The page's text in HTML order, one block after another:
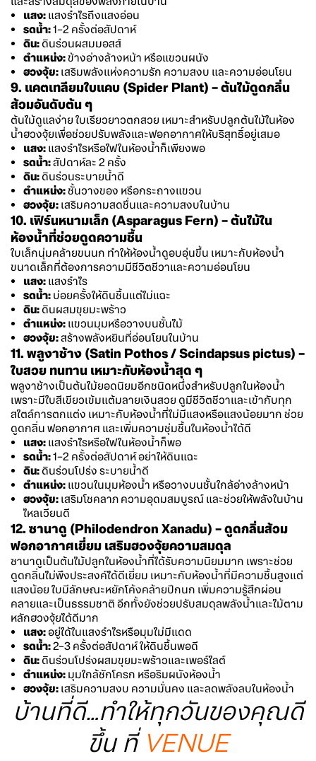
แสง: แสงรำไรถึงแสงอ่อน
รดน้ำ:1–2 ครั้งต่อสัปดาห์
ดิน: ดินร่วนผสมมอสส์
ตำแหน่ง:ข้างอ่างล้างหน้า หรือแขวนผนัง
ฮวงจุ้ย: เสริมพลังแห่งความรัก ความสงบ และความอ่อนโยน
9. แคตเทลียมใบแคบ (Spider Plant) – ต้นไม้ดูดกลิ่น
ส้วมอันดับต้น ๆ
ต้นไม้ดูแลง่าย ใบเรียวยาวตกสวย เหมาะสำหรับปลูกต้นไม้ในห้อง
น้ำฮวงจุ้ยเพื่อช่วยปรับพลังและฟอกอากาศให้บริสุทธิ์อยู่เสมอ
แสง: แสงรำไรหรือไฟในห้องน้ำก็เพียงพอ
รดน้ำ:สัปดาห์ละ 2 ครั้ง
ดิน: ดินร่วนระบายน้ำดี
ตำแหน่ง:ชั้นวางของ หรือกระถางแขวน
ฮวงจุ้ย: เสริมความสดชื่นและความสงบในบ้าน
10. เฟิร์นหนามเล็ก (Asparagus Fern) – ต้นไม้ใน
ห้องน้ำที่ช่วยดูดความชื้น
ใบเล็กนุ่มคล้ายขนนก ทำให้ห้องน้ำดูอบอุ่นขึ้น เหมาะกับห้องน้ำ
ขนาดเล็กที่ต้องการความมีชีวิตชีวาและความอ่อนโยน
แสง: แสงรำไร
รดน้ำ: บ่อยครั้งให้ดินชื้นแต่ไม่แฉะ
ดิน: ดินผสมขุยมะพร้าว
ตำแหน่ง: แขวนมุมหรือวางบนชั้นไม้
ฮวงจุ้ย:สร้างพลังหยินที่อ่อนโยนในบ้าน
11. พลูงาช้าง (Satin Pothos / Scindapsus pictus) –
ใบสวย ทนทาน เหมาะกับห้องน้ำสุด ๆ
พลูงาช้างเป็นต้นไม้ยอดนิยมอีกชนิดหนึ่งสำหรับปลูกในห้องน้ำ
เพราะมีใบสีเขียวเข้มแต้มลายเงินสวย ดูมีชีวิตชีวาและเข้ากับทุก
สไตล์การตกแต่ง เหมาะกับห้องน้ำที่ไม่มีแสงหรือแสงน้อยมาก ช่วย
ดูดกลิ่น ฟอกอากาศ และเพิ่มความชุ่มชื้นในห้องน้ำได้ดี
แสง: แสงรำไรหรือไฟในห้องน้ำก็พอ
รดน้ำ:1–2 ครั้งต่อสัปดาห์ อย่าให้ดินแฉะ
ดิน: ดินร่วนโปร่ง ระบายน้ำดี
ตำแหน่ง: แขวนในมุมห้องน้ำ หรือวางบนชั้นใกล้อ่างล้างหน้า
ฮวงจุ้ย: เสริมโชคลาภ ความอุดมสมบูรณ์ และช่วยให้พลังในบ้าน
ไหลเวียนดี
12. ซานาดู (Philodendron Xanadu) – ดูดกลิ่นส้วม
ฟอกอากาศเยี่ยม เสริมฮวงจุ้ยความสมดุล
ซานาดูเป็นต้นไม้ปลูกในห้องน้ำที่ได้รับความนิยมมาก เพราะช่วย
ดูดกลิ่นไม่พึงประสงค์ได้ดีเยี่ยม เหมาะกับห้องน้ำที่มีความชื้นสูงแต่
แสงน้อย ใบมีลักษณะหยักโค้งคล้ายปีกนก เพิ่มความรู้สึกผ่อน
คลายและเป็นธรรมชาติ อีกทั้งยังช่วยปรับสมดุลพลังน้ำและไม้ตาม
หลักฮวงจุ้ยได้ดีมาก
แสง:อยู่ได้ในแสงรำไรหรือมุมไม่มีแดด
รดน้ำ:2–3 ครั้งต่อสัปดาห์ ให้ดินชื้นพอดี
ดิน: ดินร่วนโปร่งผสมขุยมะพร้าวและเพอร์ไลต์
ตำแหน่ง: มุมใกล้ชักโครก หรือริมผนังห้องน้ำ
ฮวงจุ้ย: เสริมความสงบ ความมั่นคง และลดพลังลบในห้องน้ำ
บ้านที่ดี…ทำให้ทุกวันของคุณดี
ขึ้น ที่ VENUE